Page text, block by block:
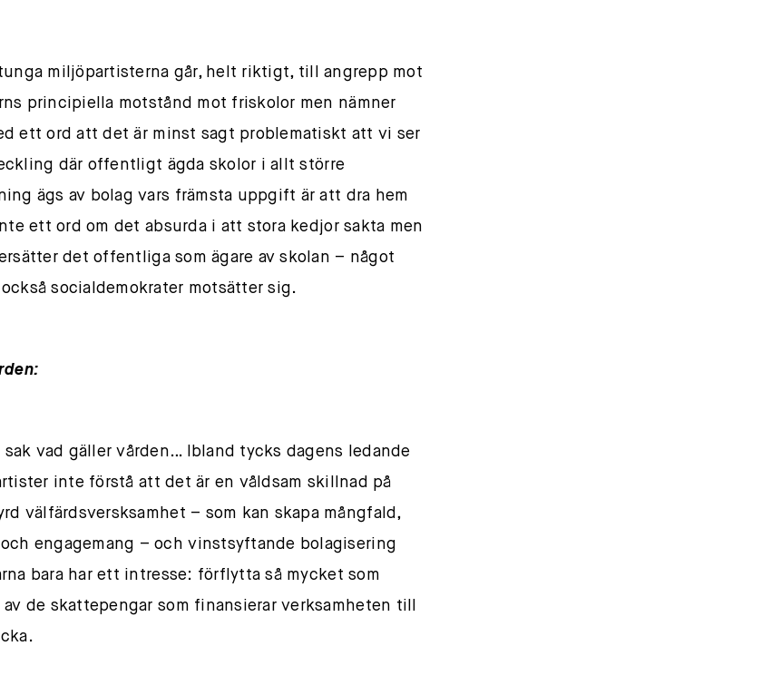
miljöpartisterna går, helt riktigt, till angrepp mot
principiella motstånd mot friskolor men nämner
ett ord att det är minst sagt problematiskt att vi ser
där offentligt ägda skolor i allt större
ägs av bolag vars främsta uppgift är att dra hem
ett ord om det absurda i att stora kedjor sakta men
det offentliga som ägare av skolan – något
socialdemokrater motsätter sig.
sak vad gäller vården… Ibland tycks dagens ledande
inte förstå att det är en våldsam skillnad på
välfärdsversksamhet – som kan skapa mångfald,
engagemang – och vinstsyftande bolagisering
bara har ett intresse: förflytta så mycket som
de skattepengar som finansierar verksamheten till